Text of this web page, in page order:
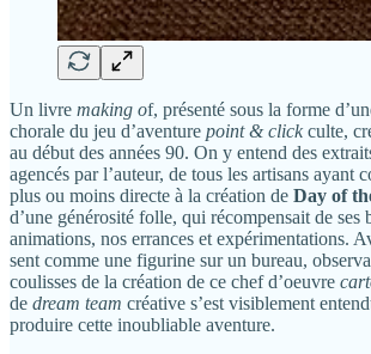
Un livre making of, présenté sous la forme
chorale du jeu d’aventure point & click culte,
au début des années 90. On y entend des
agencés par l’auteur, de tous les artisans ayant
plus ou moins directe à la création de Day of
d’une générosité folle, qui récompensait de ses
animations, nos errances et expérimentations.
sent comme une figurine sur un bureau,
coulisses de la création de ce chef d’oeuvre
de dream team créative s’est visiblement
produire cette inoubliable aventure.